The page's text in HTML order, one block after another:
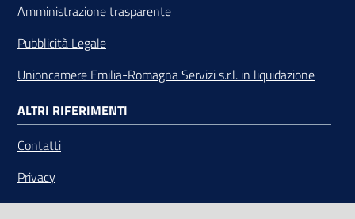
Amministrazione trasparente
Pubblicità Legale
Unioncamere Emilia-Romagna Servizi s.r.l. in liquidazione
ALTRI RIFERIMENTI
Contatti
Privacy
Note legali